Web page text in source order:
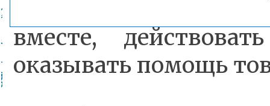
вместе,
оказывать помощь